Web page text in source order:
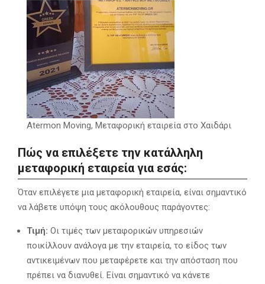
Atermon Moving, Μεταφορική εταιρεία στο Χαιδάρι
Πώς να επιλέξετε την κατάλληλη
μεταφορική εταιρεία για εσάς:
Όταν επιλέγετε μια μεταφορική εταιρεία, είναι σημαντικό
να λάβετε υπόψη τους ακόλουθους παράγοντες:
Τιμή: Οι τιμές των μεταφορικών υπηρεσιών
ποικίλλουν ανάλογα με την εταιρεία, το είδος των
αντικειμένων που μεταφέρετε και την απόσταση που
πρέπει να διανυθεί. Είναι σημαντικό να κάνετε